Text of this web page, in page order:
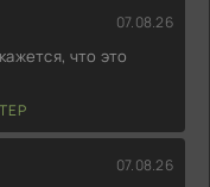
07.08.26
что это
07.08.26